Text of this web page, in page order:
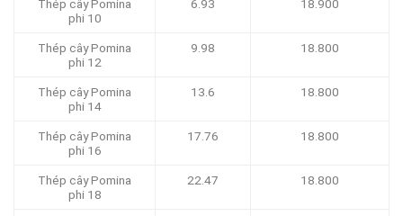
Thép cây Pomina
phi 10
6.93 18.900
Thép cây Pomina
phi 12
9.98 18.800
Thép cây Pomina
phi 14
13.6 18.800
Thép cây Pomina
phi 16
17.76 18.800
Thép cây Pomina
phi 18
22.47 18.800